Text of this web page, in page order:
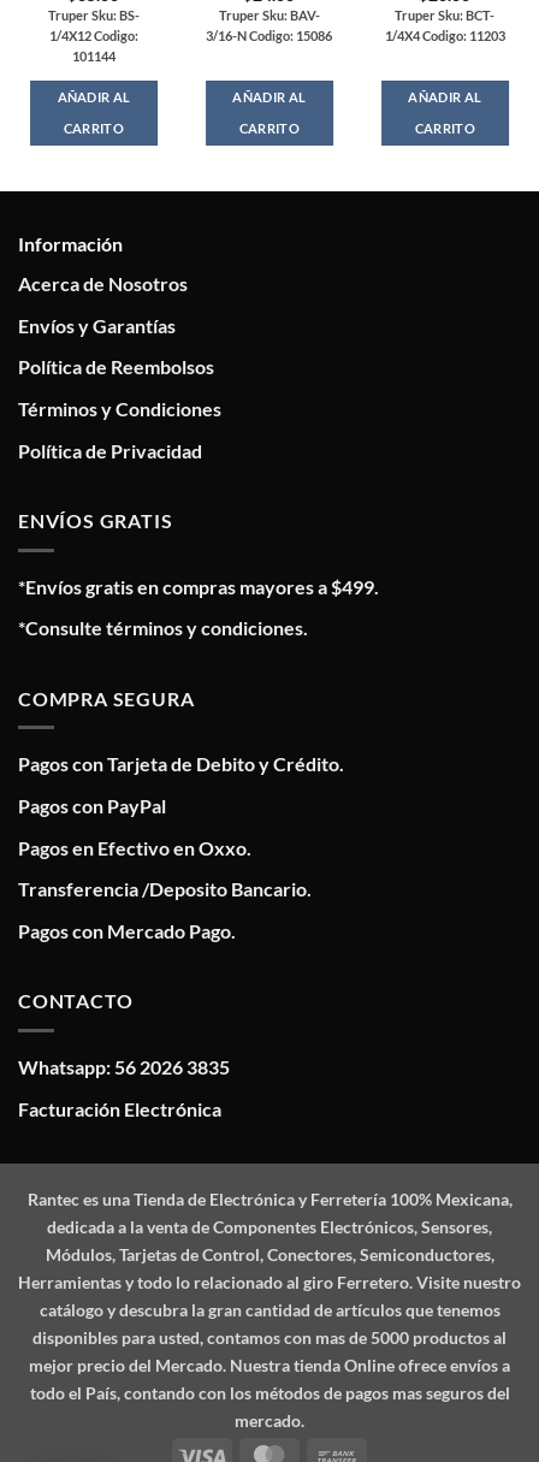
Truper Sku: BS-
1/4X12 Codigo:
101144
AÑADIR AL
CARRITO
Truper Sku: BAV-
3/16-N Codigo: 15086
AÑADIR AL
CARRITO
Truper Sku: BCT-
1/4X4 Codigo: 11203
AÑADIR AL
CARRITO
Información
Acerca de Nosotros
Envíos y Garantías
Política de Reembolsos
Términos y Condiciones
Política de Privacidad
ENVÍOS GRATIS
*Envíos gratis en compras mayores a $499.
*Consulte términos y condiciones.
COMPRA SEGURA
Pagos con Tarjeta de Debito y Crédito.
Pagos con PayPal
Pagos en Efectivo en Oxxo.
Transferencia /Deposito Bancario.
Pagos con Mercado Pago.
CONTACTO
Whatsapp: 56 2026 3835
Facturación Electrónica
Ranteces una Tienda de Electrónica y Ferretería 100% Mexicana,
dedicada a la venta de Componentes Electrónicos, Sensores,
Módulos, Tarjetas de Control, Conectores, Semiconductores,
Herramientas y todo lo relacionado al giro Ferretero. Visite nuestro
catálogo y descubra la gran cantidad de artículos que tenemos
disponibles para usted, contamos con mas de 5000 productos al
mejor precio del Mercado. Nuestra tienda Online ofrece envíos a
todo el País, contando con los métodos de pagos mas seguros del
mercado.
Visa
MasterCard